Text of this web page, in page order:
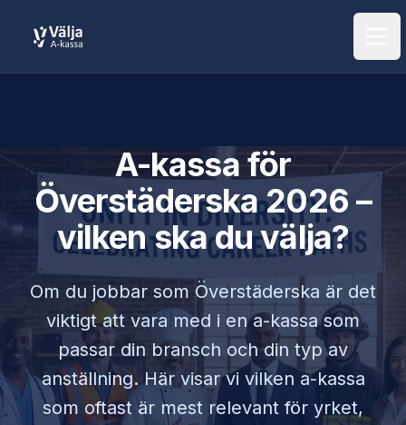
A-kassa för
Överstäderska2026 –
vilken ska du välja?
Om du jobbar som Överstäderska är det
viktigt att vara med i en a-kassa som
passar din bransch och din typ av
anställning. Här visar vi vilken a-kassa
som oftast är mest relevant för yrket,